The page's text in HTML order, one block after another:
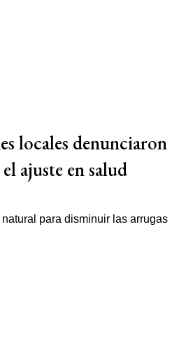
locales denunciaron
ajuste en salud